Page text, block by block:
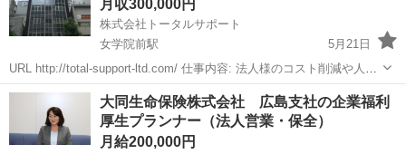
月収300,000円
株式会社トータルサポート
女学院前駅
5月21日
URL http://total-support-ltd.com/ 仕事内容: 法人様のコスト削減や人材
の雇用のために、各種法人カードやニーズに合った外国人材などを提
案する当社。あなたには、企業の経営課題を解決する課題...
広島 広島市 女学院前駅 その他 未経験
大同生命保険株式会社 広島支社の企業福利
厚生プランナー（法人営業・保全）
月給200,000円